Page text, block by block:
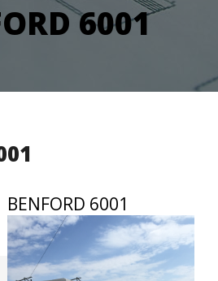
6001
BENFORD 6001